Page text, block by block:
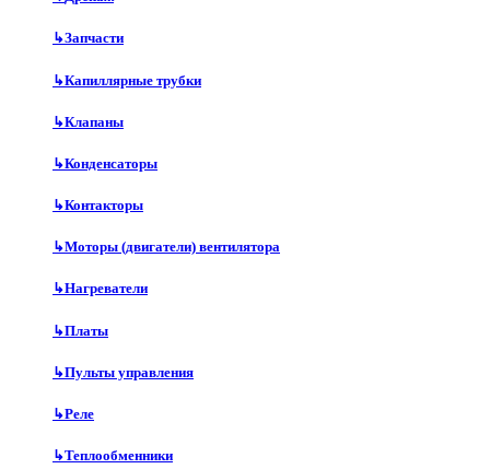
↳Запчасти
↳Капиллярные трубки
↳Клапаны
↳Конденсаторы
↳Контакторы
↳Моторы (двигатели) вентилятора
↳Нагреватели
↳Платы
↳Пульты управления
↳Реле
↳Теплообменники